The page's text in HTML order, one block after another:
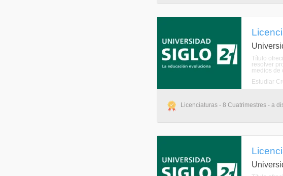
Título
resolver
medios de
Estudiar
Licenciaturas - 8 Cuatrimestres - a